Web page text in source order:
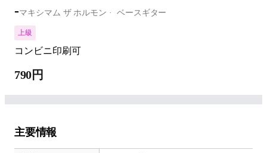
-マキシマム ザ ホルモン ベースギター
上級
コンビニ印刷可
790円
主要情報